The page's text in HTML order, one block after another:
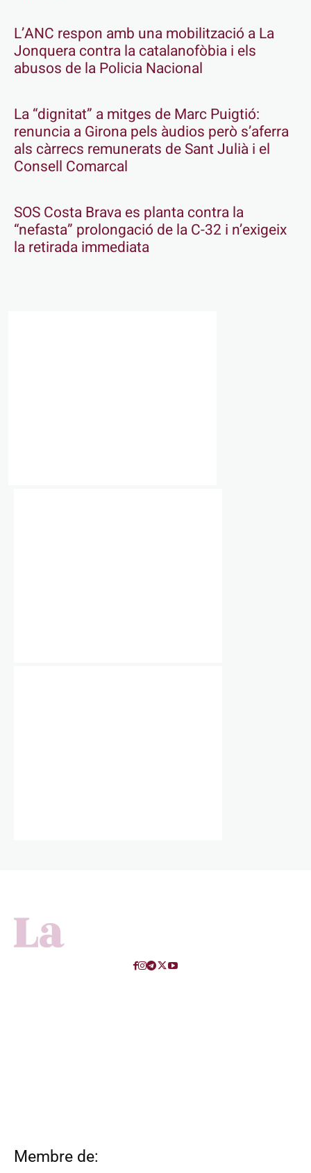
L’ANC respon amb una mobilització a La
Jonquera contra la catalanofòbia i els
abusos de la Policia Nacional
La “dignitat” a mitges de Marc Puigtió:
renuncia a Girona pels àudios però s’aferra
als càrrecs remunerats de Sant Julià i el
Consell Comarcal
SOS Costa Brava es planta contra la
“nefasta” prolongació de la C-32 i n’exigeix
la retirada immediata
Membre de: